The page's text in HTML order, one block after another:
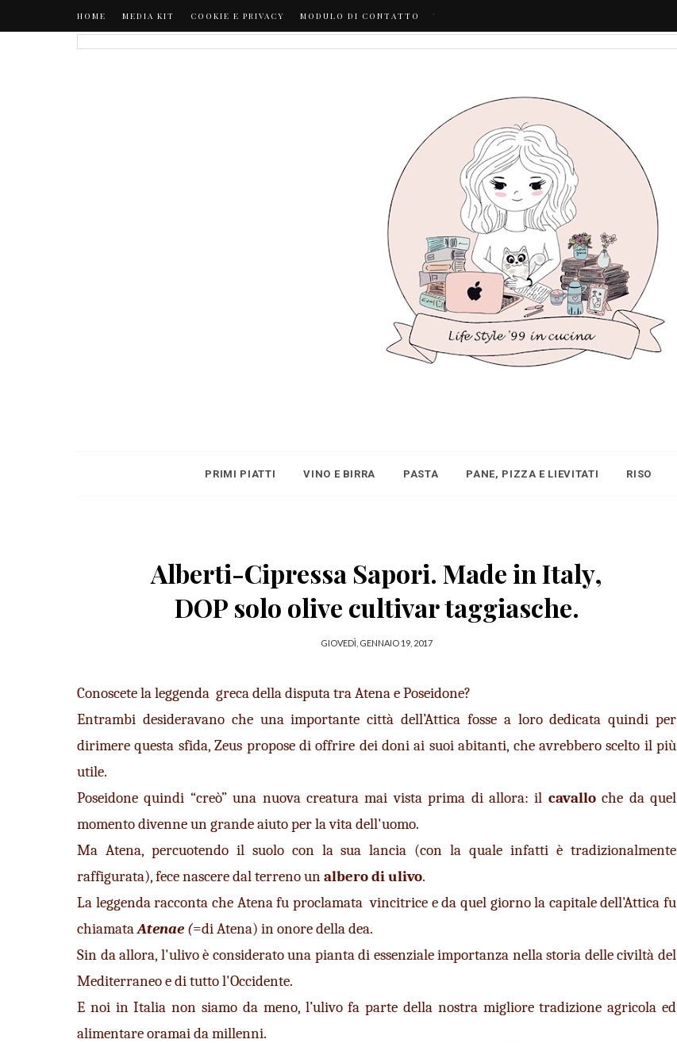
HOME MEDIA KIT COOKIE E PRIVACY MODULO DI CONTATTO .
PRIMI PIATTI VINO E BIRRA PASTA PANE, PIZZA E LIEVITATI RISO
Alberti-Cipressa Sapori. Made in Italy,
DOP solo olive cultivar taggiasche.
GIOVEDÌ, GENNAIO 19, 2017
Conoscete la leggenda  greca della disputa tra Atena e Poseidone?
Entrambi desideravano che una importante città dell’Attica fosse a loro dedicata quindi per
dirimere questa sfida, Zeus propose di offrire dei doni ai suoi abitanti, che avrebbero scelto il più
utile.
Poseidone quindi “creò” una nuova creatura mai vista prima di allora: il cavallo che da quel
momento divenne un grande aiuto per la vita dell'uomo.
Ma Atena, percuotendo il suolo con la sua lancia (con la quale infatti è tradizionalmente
raffigurata), fece nascere dal terreno un albero di ulivo.
La leggenda racconta che Atena fu proclamata  vincitrice e da quel giorno la capitale dell'Attica fu
chiamata Atenae (=di Atena) in onore della dea.
Sin da allora, l'ulivo è considerato una pianta di essenziale importanza nella storia delle civiltà del
Mediterraneo e di tutto l'Occidente.
E noi in Italia non siamo da meno, l’ulivo fa parte della nostra migliore tradizione agricola ed
alimentare oramai da millenni.